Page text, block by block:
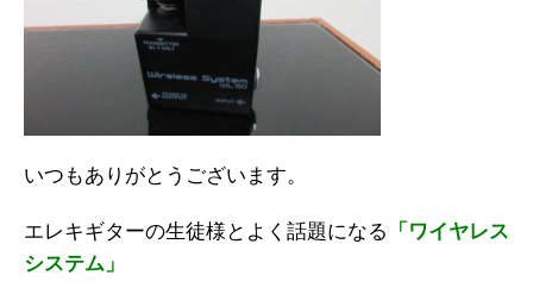
いつもありがとうございます。
エレキギターの生徒様とよく話題になる
「ワイヤレス
システム」